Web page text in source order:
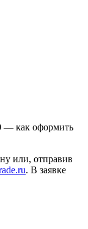
— как оформить
или, отправив
. В заявке